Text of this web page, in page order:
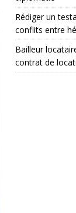
Rédiger un
conflits entre
Bailleur
contrat de